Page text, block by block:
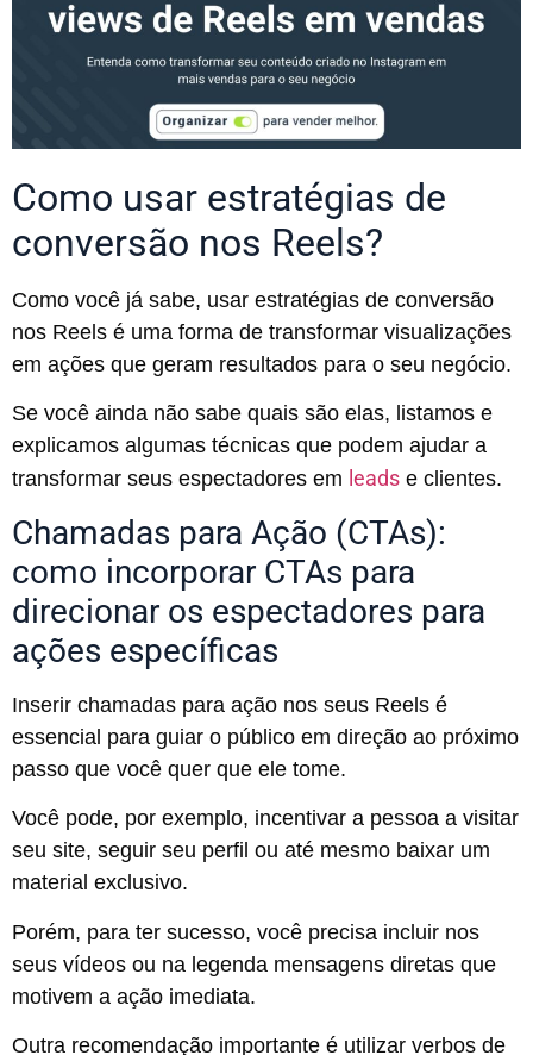
Como usar estratégias de
conversão nos Reels?
Como você já sabe, usar estratégias de conversão
nos Reels é uma forma de transformar visualizações
em ações que geram resultados para o seu negócio.
Se você ainda não sabe quais são elas, listamos e
explicamos algumas técnicas que podem ajudar a
transformar seus espectadores em leads e clientes.
Chamadas para Ação (CTAs):
como incorporar CTAs para
direcionar os espectadores para
ações específicas
Inserir chamadas para ação nos seus Reels é
essencial para guiar o público em direção ao próximo
passo que você quer que ele tome.
Você pode, por exemplo, incentivar a pessoa a visitar
seu site, seguir seu perfil ou até mesmo baixar um
material exclusivo.
Porém, para ter sucesso, você precisa incluir nos
seus vídeos ou na legenda mensagens diretas que
motivem a ação imediata.
Outra recomendação importante é utilizar verbos de